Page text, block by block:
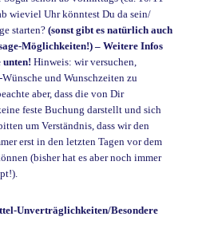
wieviel Uhr könntest Du da sein/
starten?(sonst gibt es natürlich auch
Möglichkeiten!) – Weitere Infos
unten! Hinweis: wir versuchen,
und Wunschzeiten zu
aber, dass die von Dir
feste Buchung darstellt und sich
um Verständnis, dass wir den
erst in den letzten Tagen vor dem
(bisher hat es aber noch immer
Unverträglichkeiten/Besondere